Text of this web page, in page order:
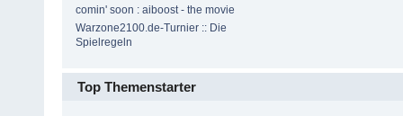
comin' soon : aiboost - the movie
Warzone2100.de-Turnier :: Die
Spielregeln
Top Themenstarter